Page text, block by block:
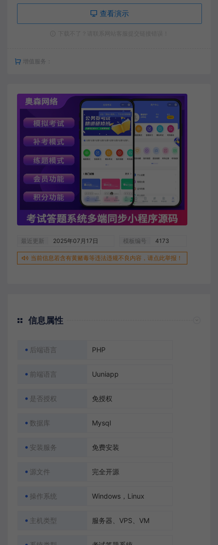
查看演示
增值服务：
最近更新 2025年07月17日 模板编号 4173
当前信息若含有黄赌毒等违法违规不良内容，请点此举报！
信息属性
后端语言 PHP
前端语言 Uuniapp
是否授权 免授权
数据库 Mysql
安装服务 免费安装
源文件 完全开源
操作系统 Windows，Linux
主机类型 服务器、VPS、VM